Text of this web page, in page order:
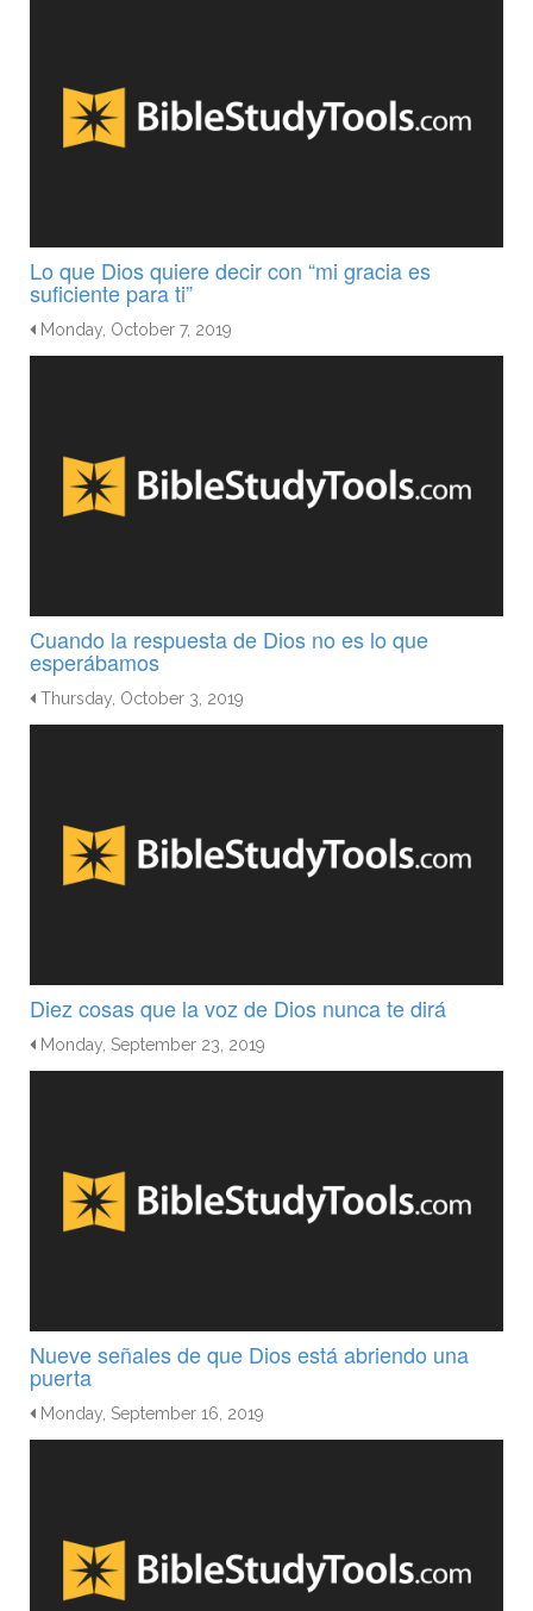
Lo que Dios quiere decir con “mi gracia es
suficiente para ti”
Monday, October 7, 2019
Cuando la respuesta de Dios no es lo que
esperábamos
Thursday, October 3, 2019
Diez cosas que la voz de Dios nunca te dirá
Monday, September 23, 2019
Nueve señales de que Dios está abriendo una
puerta
Monday, September 16, 2019